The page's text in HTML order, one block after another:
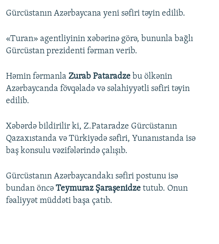
BIZIMLƏ ƏLAQƏ
Gürcüstanın Azərbaycana yeni səfiri təyin edilib.
«Turan» agentliyinin xəbərinə görə, bununla bağlı
Gürcüstan prezidenti fərman verib.
Həmin fərmanla Zurab Pataradze bu ölkənin
Azərbaycanda fövqəladə və səlahiyyətli səfiri təyin
edilib.
Xəbərdə bildirilir ki, Z.Pataradze Gürcüstanın
Qazaxıstanda və Türkiyədə səfiri, Yunanıstanda isə
baş konsulu vəzifələrində çalışıb.
Gürcüstanın Azərbaycandakı səfiri postunu isə
bundan öncə Teymuraz Şaraşenidze tutub. Onun
fəaliyyət müddəti başa çatıb.